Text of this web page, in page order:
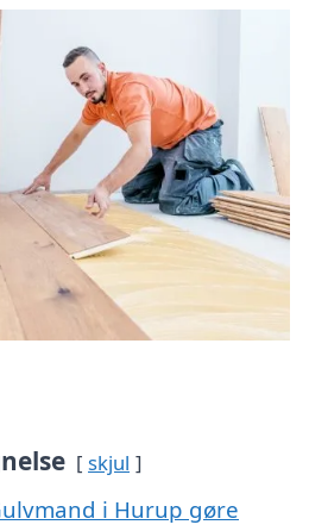
skjul
i Hurup gøre